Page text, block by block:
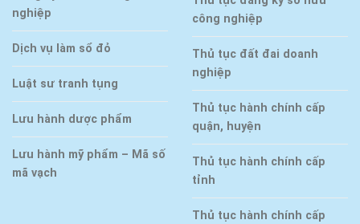
nghiệp
Dịch vụ làm sổ đỏ
Luật sư tranh tụng
Lưu hành dược phẩm
Lưu hành mỹ phẩm – Mã số
mã vạch
công nghiệp
Thủ tục đất đai doanh
nghiệp
Thủ tục hành chính cấp
quận, huyện
Thủ tục hành chính cấp
tỉnh
Thủ tục hành chính cấp